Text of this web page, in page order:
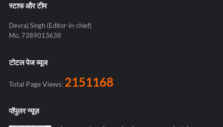
स्टाफ और टीम
Devraj Singh (Editor-in-chief)
Mo. 7389013638
टोटल पेज व्यूज
Total Page Views: 2151168
पॉपुलर न्यूज़